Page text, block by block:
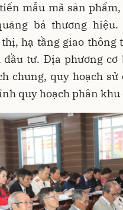
mẫu mã sản
bá thương hiệu.
hạ tầng giao thông
đầu tư. Địa phương cơ
chung, quy hoạch sử
quy hoạch phân